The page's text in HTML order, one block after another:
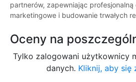
partnerów, zapewniając profesjonalną
marketingowe i budowanie trwałych
Oceny na
Tylko zalogowani użytkownicy
danych. Kliknij, aby się